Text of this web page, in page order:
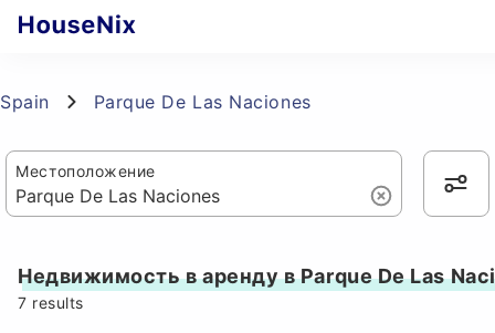
Spain Parque De Las Naciones
Местоположение
Недвижимость в аренду в Parque De Las
7 results